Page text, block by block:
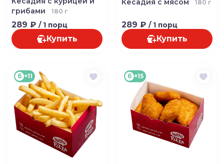
грибами
180 г
289 ₽ / 1 порц
Купить
180 г
289 ₽ / 1 порц
Купить
б +11 б +15